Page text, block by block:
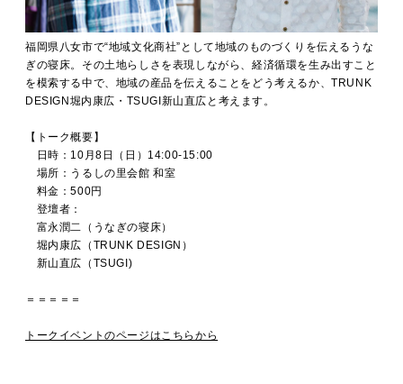
福岡県八女市で“地域文化商社”として地域のものづくりを伝えるうな
ぎの寝床。その土地らしさを表現しながら、経済循環を生み出すこと
を模索する中で、地域の産品を伝えることをどう考えるか、TRUNK
DESIGN堀内康広・TSUGI新山直広と考えます。
【トーク概要】
日時：10月8日（日）14:00-15:00
場所：うるしの里会館 和室
料金：500円
登壇者：
富永潤二（うなぎの寝床）
堀内康広（TRUNK DESIGN）
新山直広（TSUGI)
＝＝＝＝＝
トークイベントのページはこちらから